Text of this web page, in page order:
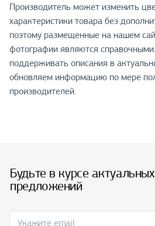
Производитель может изменить
характеристики товара без
поэтому размещенные на нашем
фотографии являются
поддерживать описания в
обновляем информацию по мере
производителей.
Будьте в курсе
предложений